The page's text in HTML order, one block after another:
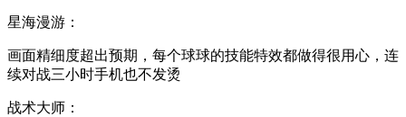
星海漫游：
画面精细度超出预期，每个球球的技能特效都做得很用心，连
续对战三小时手机也不发烫
战术大师：